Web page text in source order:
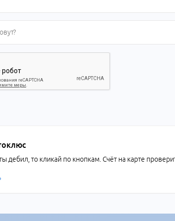
дебил, то кликай по кнопкам. Счёт на карте